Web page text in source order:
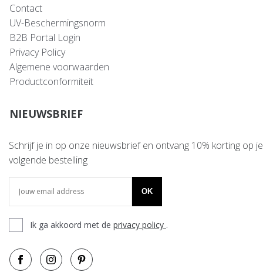
Contact
UV-Beschermingsnorm
B2B Portal Login
Privacy Policy
Algemene voorwaarden
Productconformiteit
NIEUWSBRIEF
Schrijf je in op onze nieuwsbrief en ontvang 10% korting op je
volgende bestelling
OK
Ik ga akkoord met de privacy policy .